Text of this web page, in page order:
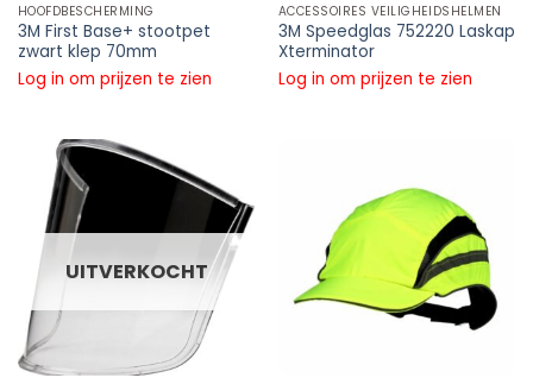
HOOFDBESCHERMING
3M First Base+ stootpet
zwart klep 70mm
Log in om prijzen te zien
ACCESSOIRES VEILIGHEIDSHELMEN
3M Speedglas 752220 Laskap
Xterminator
Log in om prijzen te zien
UITVERKOCHT